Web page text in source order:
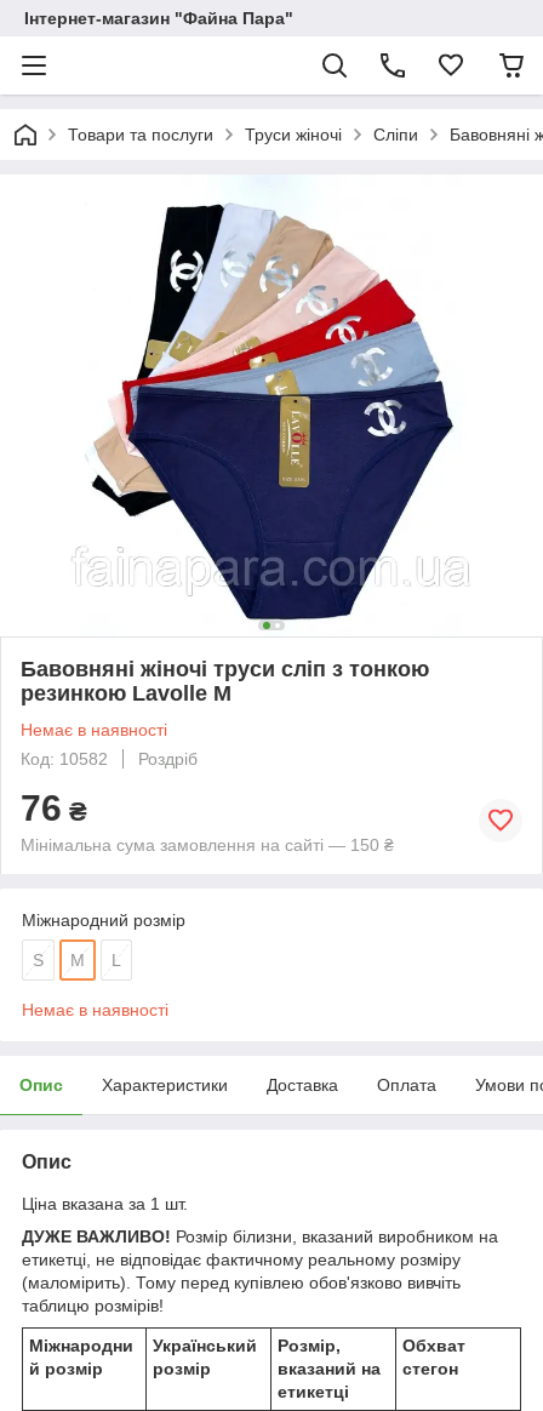
Інтернет-магазин "Файна Пара"
Товари та послуги Труси жіночі Сліпи Бавовняні
Бавовняні жіночі труси сліп з тонкою
резинкою Lavolle M
Немає в наявності
Код: 10582
Роздріб
76 ₴
Мінімальна сума замовлення на сайті — 150 ₴
Міжнародний розмір
S M L
Немає в наявності
Опис Характеристики Доставка Оплата Умови
Опис
Ціна вказана за 1 шт.
ДУЖЕ ВАЖЛИВО! Розмір білизни, вказаний виробником на
етикетці, не відповідає фактичному реальному розміру
(маломірить). Тому перед купівлею обов'язково вивчіть
таблицю розмірів!
Міжнародни
й розмір
Український
розмір
Розмір,
вказаний на
етикетці
Обхват
стегон